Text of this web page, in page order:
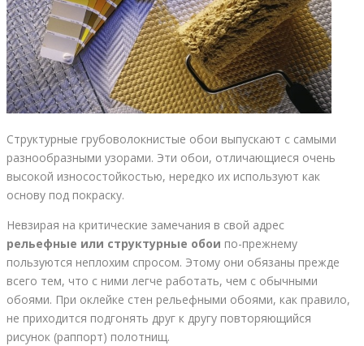
Структурные грубоволокнистые обои выпускают с самыми
разнообразными узорами. Эти обои, отличающиеся очень
высокой износостойкостью, нередко их используют как
основу под покраску.
Невзирая на критические замечания в свой адрес
рельефные или структурные обои по-прежнему
пользуются неплохим спросом. Этому они обязаны прежде
всего тем, что с ними легче работать, чем с обычными
обоями. При оклейке стен рельефными обоями, как правило,
не приходится подгонять друг к другу повторяющийся
рисунок (раппорт) полотнищ.